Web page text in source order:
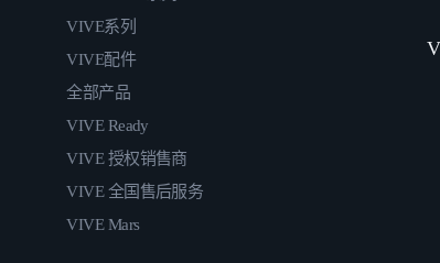
VIVE系列
VIVE配件
全部产品
VIVE Ready
VIVE 授权销售商
VIVE 全国售后服务
VIVE Mars